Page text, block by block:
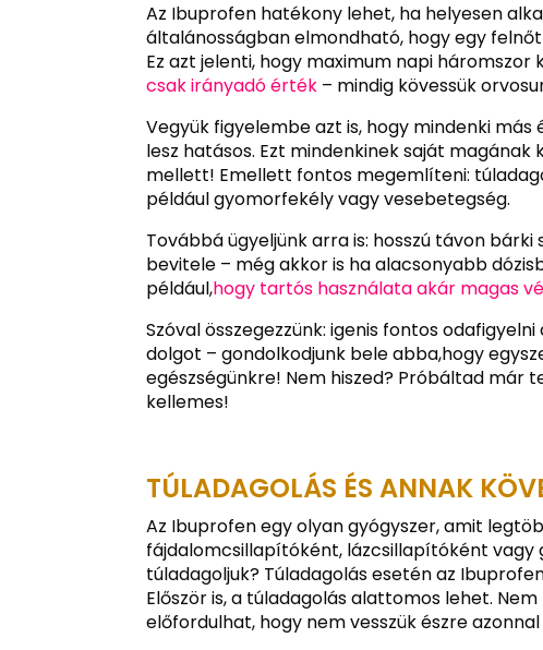
Az Ibuprofen hatékony lehet, ha helyesen
általánosságban elmondható, hogy egy
Ez azt jelenti, hogy maximum napi
csak irányadó érték – mindig kövessük
Vegyük figyelembe azt is, hogy mindenki
lesz hatásos. Ezt mindenkinek saját
mellett! Emellett fontos megemlíteni:
például gyomorfekély vagy vesebetegség.
Továbbá ügyeljünk arra is: hosszú távon
bevitele – még akkor is ha alacsonyabb
például,hogy tartós használata akár magas
Szóval összegezzünk: igenis fontos
dolgot – gondolkodjunk bele abba,hogy
egészségünkre! Nem hiszed? Próbáltad már
kellemes!
TÚLADAGOLÁS ÉS ANNAK
Az Ibuprofen egy olyan gyógyszer, amit
fájdalomcsillapítóként, lázcsillapítóként vagy
túladagoljuk? Túladagolás esetén az
Először is, a túladagolás alattomos lehet.
előfordulhat, hogy nem vesszük észre